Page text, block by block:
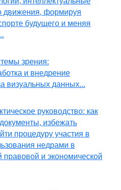
формируя
будущего и меняя
зрения:
и внедрение
визуальных данных...
руководство: как
избежать
процедуру участия в
недрами в
и экономической